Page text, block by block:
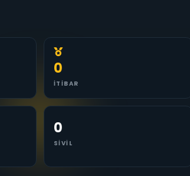
0
İTIBAR
0
SIVIL